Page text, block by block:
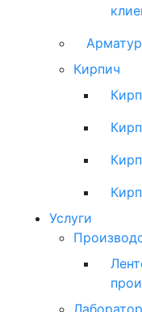
Кирпич
Услуги